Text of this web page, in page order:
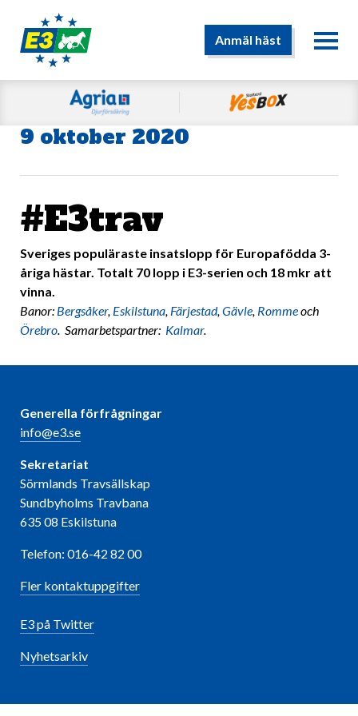
Anmäl häst
9 oktober 2020
#E3trav
Sveriges populäraste insatslopp för Europafödda 3-
åriga hästar. Totalt 70 lopp i E3-serien och 18 mkr att
vinna.
Banor: Bergsåker, Eskilstuna, Färjestad,Gävle, Rommeoch
Örebro. Samarbetspartner: Kalmar.
Generella förfrågningar
info@e3.se
Sekretariat
Sörmlands Travsällskap
Sundbyholms Travbana
635 08 Eskilstuna
Telefon: 016-42 82 00
Fler kontaktuppgifter
E3 på Twitter
Nyhetsarkiv